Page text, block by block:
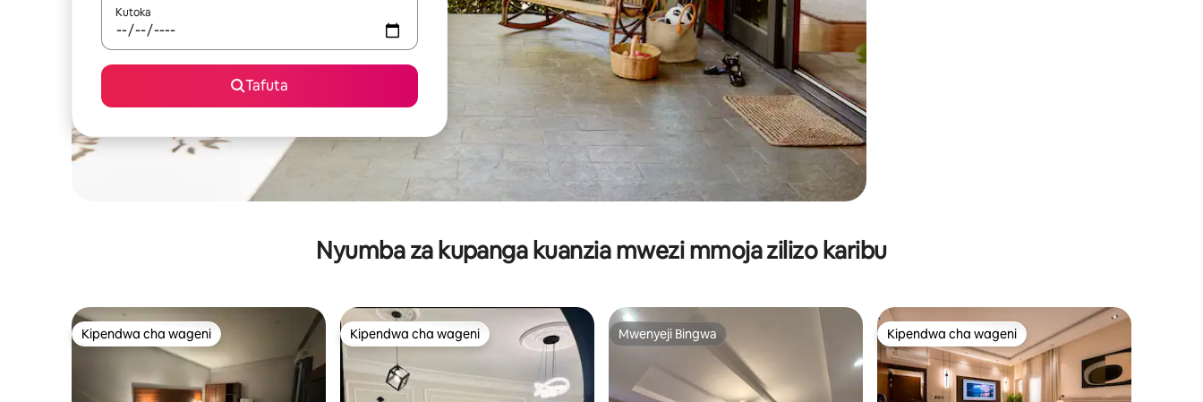
Kutoka
Tafuta
Nyumba za kupanga kuanzia mwezi mmoja zilizo karibu
Kipendwa cha wageni
Kipendwa cha wageni Kipendwa cha wageni
Kipendwa cha wageni Mwenyeji Bingwa
Mwenyeji Bingwa Kipendwa cha wageni
Kipendwa cha wageni